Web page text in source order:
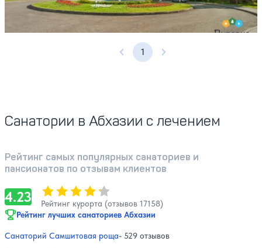
Открытый бассейн
SPA Расстояние до пляжа: 150 метров.
Предыдущая страница
1 Следующая страница
Санатории в Абхазии с лечением
Рейтинг самых популярных санаториев и
пансионатов по отзывам клиентов
4.23 Оценка, количество звезд:
Рейтинг курорта (отзывов 17158)
Рейтинг лучших санаториев Абхазии
Санаторий Самшитовая роща- 529 отзывов